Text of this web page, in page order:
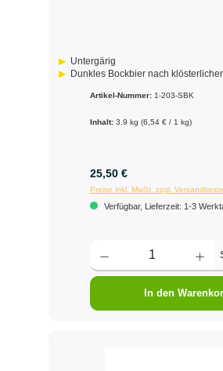
Untergärig
Dunkles Bockbier nach
Artikel-Nummer: 1-203-SBK
Inhalt: 3.9 kg (6,54 € / 1 kg)
25,50 €
Preise inkl. MwSt. zzgl.
Verfügbar, Lieferzeit: 1-3
In den